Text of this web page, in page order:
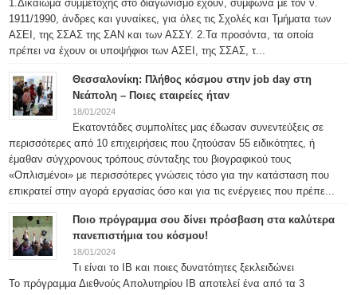
1.Δικαίωμα συμμετοχής στο διαγωνισμό έχουν, σύμφωνα με τον ν.
1911/1990, άνδρες και γυναίκες, για όλες τις Σχολές και Τμήματα των
ΑΣΕΙ, της ΣΣΑΣ της ΣΑΝ και των ΑΣΣΥ. 2.Τα προσόντα, τα οποία
πρέπει να έχουν οι υποψήφιοι των ΑΣΕΙ, της ΣΣΑΣ, τ...
Θεσσαλονίκη: Πλήθος κόσμου στην job day στη
Νεάπολη – Ποιες εταιρείες ήταν
18/01/2024
Εκατοντάδες συμπολίτες μας έδωσαν συνεντεύξεις σε
περισσότερες από 10 επιχειρήσεις που ζητούσαν 55 ειδικότητες, ή
έμαθαν σύγχρονους τρόπους σύνταξης του βιογραφικού τους
«Οπλισμένοι» με περισσότερες γνώσεις τόσο για την κατάσταση που
επικρατεί στην αγορά εργασίας όσο και για τις ενέργειες που πρέπε...
Ποιο πρόγραμμα σου δίνει πρόσβαση στα καλύτερα
πανεπιστήμια του κόσμου!
18/01/2024
Τι είναι το IB και ποιες δυνατότητες ξεκλειδώνει
Το πρόγραμμα Διεθνούς Απολυτηρίου IB αποτελεί ένα από τα 3